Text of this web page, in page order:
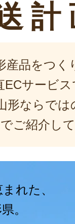
産品をつく
ECサービ
形ならでは
ご紹介し
れた、
。